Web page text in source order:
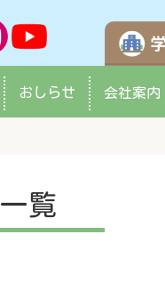
おしらせ 会社案内
覧